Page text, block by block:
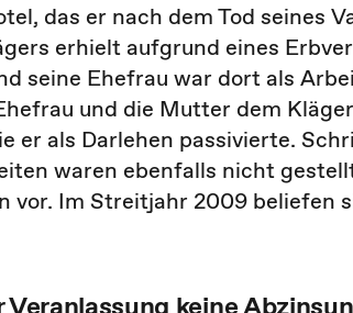
das er nach dem Tod seines
erhielt aufgrund eines
seine Ehefrau war dort als
und die Mutter dem
er als Darlehen passivierte.
waren ebenfalls nicht
vor. Im Streitjahr 2009 beliefen